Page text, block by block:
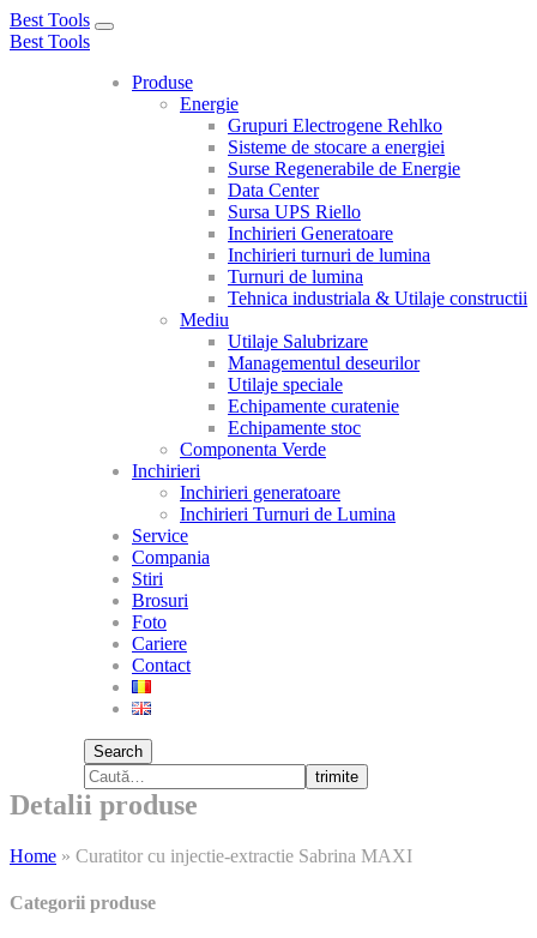
Best Tools
Toggle
Best Tools
Produse
Energie
Grupuri Electrogene Rehlko
Sisteme de stocare a energiei
Surse Regenerabile de Energie
Data Center
Sursa UPS Riello
Inchirieri Generatoare
Inchirieri turnuri de lumina
Turnuri de lumina
Tehnica industriala & Utilaje constructii
Mediu
Utilaje Salubrizare
Managementul deseurilor
Utilaje speciale
Echipamente curatenie
Echipamente stoc
Componenta Verde
Inchirieri
Inchirieri generatoare
Inchirieri Turnuri de Lumina
Service
Compania
Stiri
Brosuri
Foto
Cariere
Contact
Search
trimite
Detalii produse
Home » Curatitor cu injectie-extractie Sabrina MAXI
Categorii produse